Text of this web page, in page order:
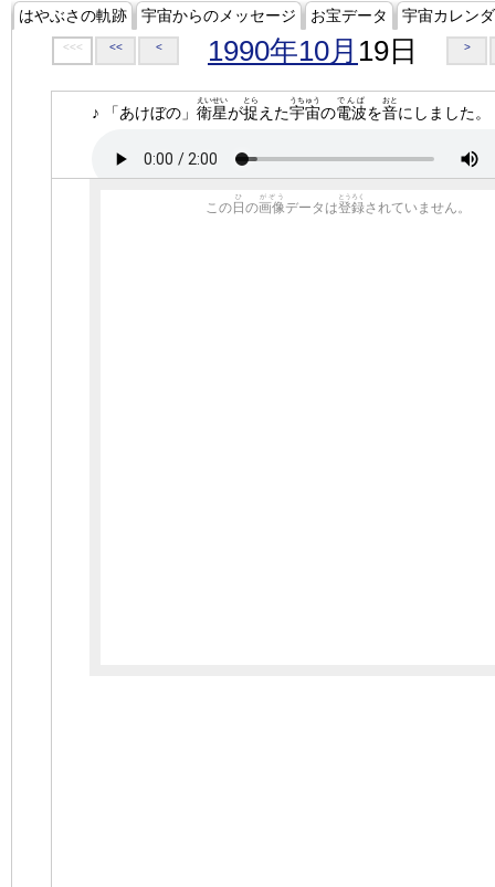
はやぶさの軌跡 宇宙からのメッセージ お宝データ 宇宙カレン
<<< << < 1990年10月 19日 >
♪ 「あけぼの」 衛星
えいせい
が捉
とら
えた宇宙
うちゅう
の電波
でんぱ
を音
おと
にしました。
この 日
ひ
の画像
がぞう
データは登録
とうろく
されていません。